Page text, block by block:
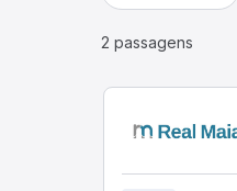
2 passagens